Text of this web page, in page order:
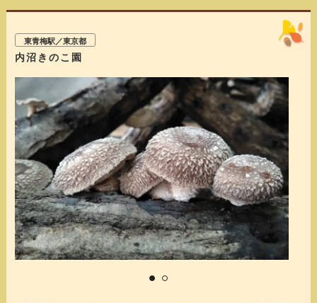
東青梅駅／東京都
内沼きのこ園